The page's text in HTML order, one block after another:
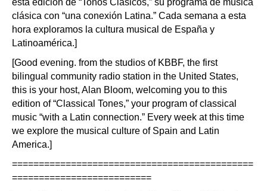
esta edición de “Tonos Clásicos,” su programa de música
clásica con “una conexión Latina.” Cada semana a esta
hora exploramos la cultura musical de España y
Latinoamérica.]
[Good evening. from the studios of KBBF, the first
bilingual community radio station in the United States,
this is your host, Alan Bloom, welcoming you to this
edition of “Classical Tones,” your program of classical
music “with a Latin connection.” Every week at this time
we explore the musical culture of Spain and Latin
America.]
=============================================
==========================